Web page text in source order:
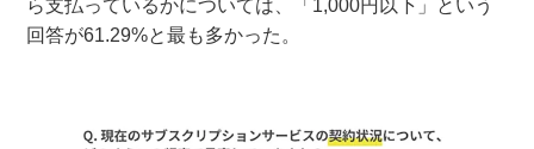
ら支払っているかについては、「1,000円以下」という
回答が61.29%と最も多かった。